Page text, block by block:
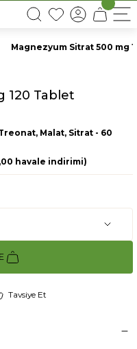
AYNI GÜN KARGO
Magnezyum Sitrat 500 mg
120 Tablet
Malat, Sitrat - 60
havale indirimi)
Tavsiye Et